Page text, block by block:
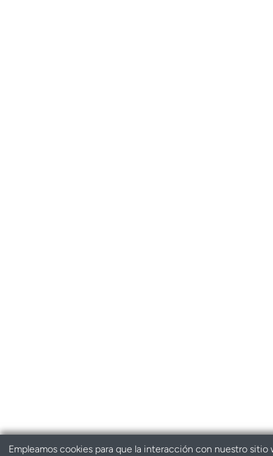
Empleamos cookies para que la interacción con nuestro sitio